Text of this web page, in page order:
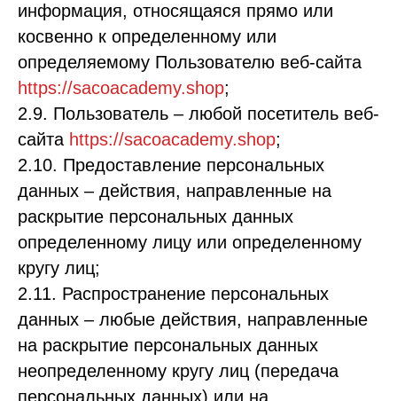
информация, относящаяся прямо или
косвенно к определенному или
определяемому Пользователю веб-сайта
https://sacoacademy.shop;
2.9. Пользователь – любой посетитель веб-
сайта https://sacoacademy.shop;
2.10. Предоставление персональных
данных – действия, направленные на
раскрытие персональных данных
определенному лицу или определенному
кругу лиц;
2.11. Распространение персональных
данных – любые действия, направленные
на раскрытие персональных данных
неопределенному кругу лиц (передача
персональных данных) или на